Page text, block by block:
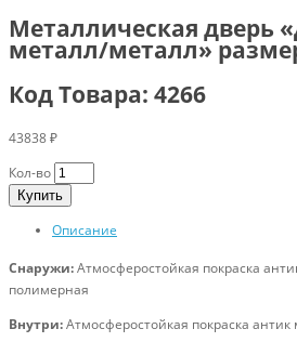
Металлическая дверь
металл/металл»
Код Товара: 4266
43838 ₽
Кол-во
Купить
Описание
Снаружи:Атмосферостойкая покраска
полимерная
Внутри:Атмосферостойкая покраска